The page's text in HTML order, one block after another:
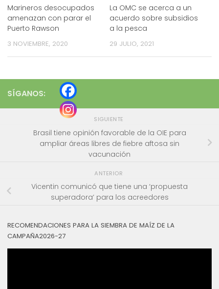
Marineros desocupados
amenazan con parar el
Puerto Rawson
3 NOVIEMBRE, 2020
La OMC se acerca a un
acuerdo sobre subsidios
a la pesca
29 JULIO, 2021
SÍGANOS:
SIGUIENTE
Brasil tiene opinión favorable de la OIE para
ampliar áreas libres de fiebre aftosa sin
vacunación
ANTERIOR
Vicentin comunicó que tiene una ‘propuesta
superadora’ para los acreedores
RECOMENDACIONES PARA LA SIEMBRA DE MAÍZ DE LA
CAMPAÑA2026-27